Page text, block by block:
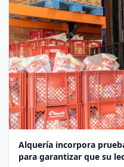
Alquería incorpora
para garantizar que su